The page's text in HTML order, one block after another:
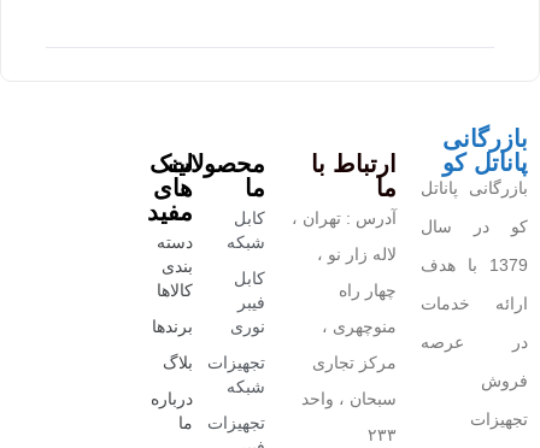
بازرگانی
پاناتل کو
بازرگانی پاناتل
کو در سال
1379 با هدف
ارائه خدمات
در عرصه
فروش
تجهیزات
ارتباط با
ما
آدرس : تهران ،
لاله زار نو ،
چهار راه
منوچهری ،
مرکز تجاری
سبحان ، واحد
۲۳۳
محصولات
ما
کابل
شبکه
کابل
فیبر
نوری
تجهیزات
شبکه
تجهیزات
لینک
های
مفید
دسته
بندی
کالاها
برندها
بلاگ
درباره
ما